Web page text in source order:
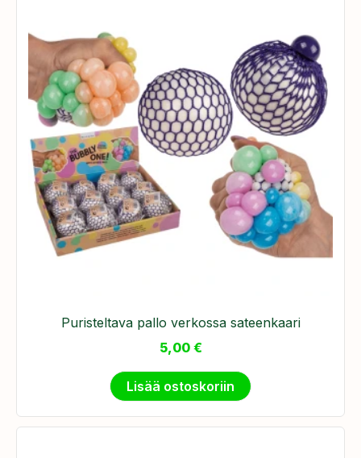
Puristeltava pallo verkossa sateenkaari
5,00 €
Lisää ostoskoriin